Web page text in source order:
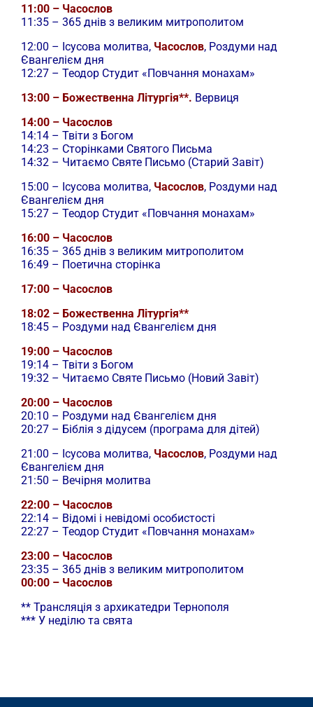
11:00 – Часослов
11:35 – 365 днів з великим митрополитом
12:00 – Ісусова молитва, Часослов, Роздуми над
Євангелієм дня
12:27 – Теодор Студит «Повчання монахам»
13:00 – Божественна Літургія**. Вервиця
14:00 – Часослов
14:14 – Твіти з Богом
14:23 – Сторінками Святого Письма
14:32 – Читаємо Святе Письмо (Старий Завіт)
15:00 – Ісусова молитва, Часослов, Роздуми над
Євангелієм дня
15:27 – Теодор Студит «Повчання монахам»
16:00 – Часослов
16:35 – 365 днів з великим митрополитом
16:49 – Поетична сторінка
17:00 – Часослов
18:02 – Божественна Літургія**
18:45 – Роздуми над Євангелієм дня
19:00 – Часослов
19:14 – Твіти з Богом
19:32 – Читаємо Святе Письмо (Новий Завіт)
20:00 – Часослов
20:10 – Роздуми над Євангелієм дня
20:27 – Біблія з дідусем (програма для дітей)
21:00 – Ісусова молитва, Часослов, Роздуми над
Євангелієм дня
21:50 – Вечірня молитва
22:00 – Часослов
22:14 – Відомі і невідомі особистості
22:27 – Теодор Студит «Повчання монахам»
23:00 – Часослов
23:35 – 365 днів з великим митрополитом
00:00 – Часослов
** Трансляція з архикатедри Тернополя
*** У неділю та свята